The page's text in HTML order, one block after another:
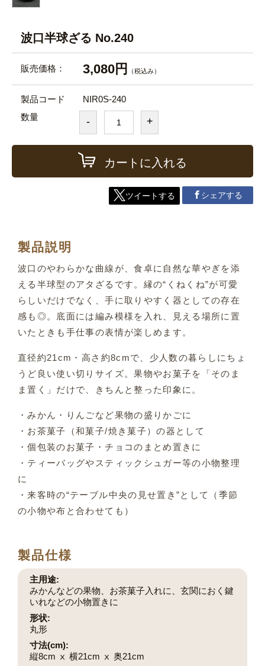
波口半球ざる No.240
販売価格： 3,080円 （税込み）
製品コード
NIR0S-240
数量
- +
カートに入れる
ツイートする シェアする
製品説明
波口のやわらかな曲線が、食卓に自然な華やぎを添
える半球型のアタざるです。縁の“くねくね”が可愛
らしいだけでなく、手に取りやすく器としての存在
感も◎。底面には編み模様を入れ、見える場所に置
いたときも手仕事の表情が楽しめます。
直径約21cm・高さ約8cmで、少人数の暮らしにちょ
うど良い使い切りサイズ。果物やお菓子を「そのま
ま置く」だけで、きちんと整った印象に。
・みかん・りんごなど果物の盛りかごに
・お茶菓子（和菓子/焼き菓子）の器として
・個包装のお菓子・チョコのまとめ置きに
・ティーバッグやスティックシュガー等の小物整理
に
・来客時の“テーブル中央の見せ置き”として（季節
の小物や布と合わせても）
製品仕様
主用途:
みかんなどの果物、お茶菓子入れに、玄関におく鍵
いれなどの小物置きに
形状:
丸形
寸法(cm):
縦8cm ⅹ 横21cm ⅹ 奥21cm